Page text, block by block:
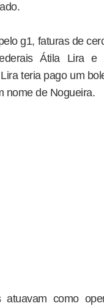
g1, faturas de
Átila Lira e
teria pago um
nome de Nogueira.
como